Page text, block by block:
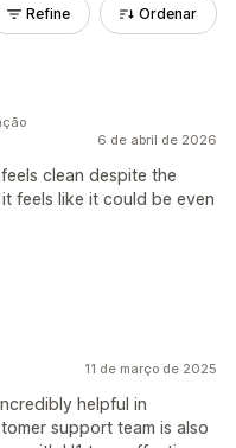
Refine Ordenar
6 de abril de 2026
clean despite the
feels like it could be even
11 de março de 2025
helpful in
support team is also